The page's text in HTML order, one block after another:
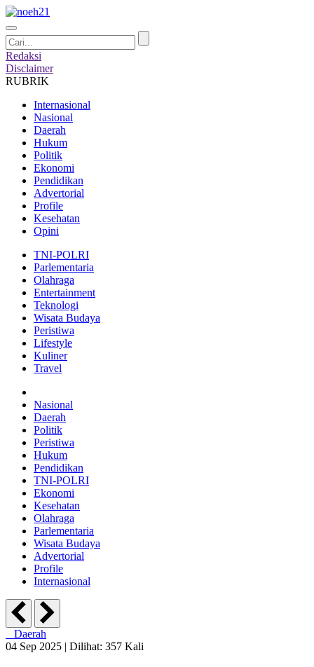
Redaksi
Disclaimer
RUBRIK
Internasional
Nasional
Daerah
Hukum
Politik
Ekonomi
Pendidikan
Advertorial
Profile
Kesehatan
Opini
TNI-POLRI
Parlementaria
Olahraga
Entertainment
Teknologi
Wisata Budaya
Peristiwa
Lifestyle
Kuliner
Travel
Nasional
Daerah
Politik
Peristiwa
Hukum
Pendidikan
TNI-POLRI
Ekonomi
Kesehatan
Olahraga
Parlementaria
Wisata Budaya
Advertorial
Profile
Internasional
Daerah
04 Sep 2025 | Dilihat: 357 Kali